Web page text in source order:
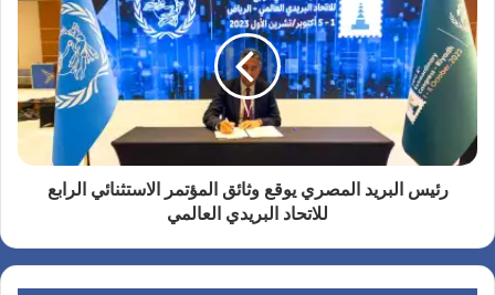
رئيس البريد المصري يوقع وثائق المؤتمر الاستثنائي الرابع
للاتحاد البريدي العالمي